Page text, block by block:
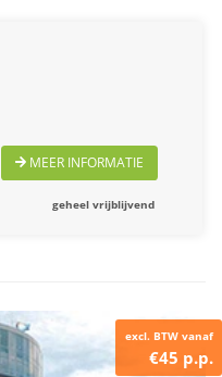
MEER INFORMATIE
geheel vrijblijvend
excl. BTW vanaf
€45 p.p.